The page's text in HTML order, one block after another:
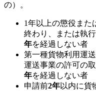
の）。
1年以上の懲役また
終わり、または執
年を経過しない者
第一種貨物利用運
運送事業の許可の
年を経過しない者
申請前2年以内に貨